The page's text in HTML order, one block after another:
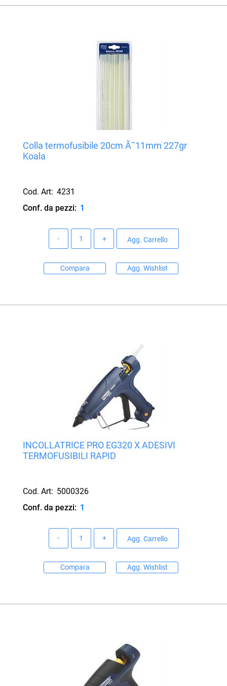
Colla termofusibile 20cm Ã˜11mm 227gr
Koala
Cod. Art: 4231
Conf. da pezzi: 1
Agg. Carrello
Compara Agg. Wishlist
INCOLLATRICE PRO EG320 X ADESIVI
TERMOFUSIBILI RAPID
Cod. Art: 5000326
Conf. da pezzi: 1
Agg. Carrello
Compara Agg. Wishlist